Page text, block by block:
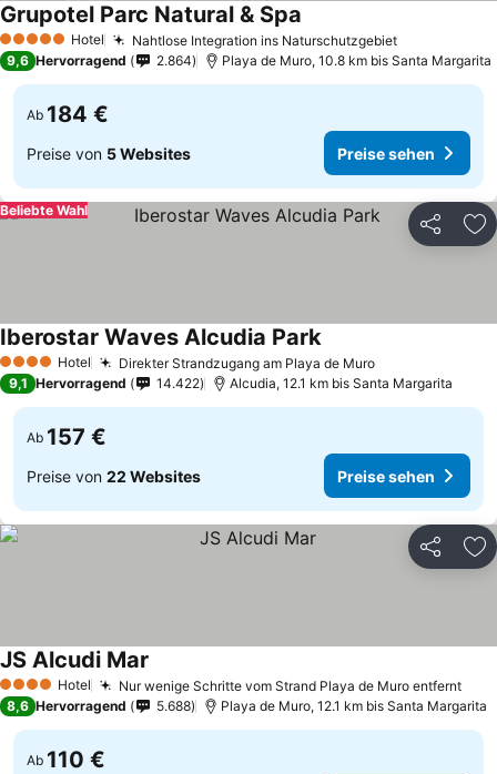
5 Sterne Hotel Nahtlose Integration ins Naturschutzgebiet
Grupotel Parc Natural & Spa
9,6 Hervorragend 2.864 Playa de Muro, 10.8 km bis Santa Margarita
Ab 184 €
Preise von 5 Websites Preise sehen
Teilen
Beliebte Wahl
4 Sterne Hotel Direkter Strandzugang am Playa de Muro
Iberostar Waves Alcudia Park
9,1 Hervorragend 14.422 Alcudia, 12.1 km bis Santa Margarita
Ab 157 €
Preise von 22 Websites Preise sehen
Teilen
4 Sterne Hotel Nur wenige Schritte vom Strand Playa de Muro entfernt
JS Alcudi Mar
8,6 Hervorragend 5.688 Playa de Muro, 12.1 km bis Santa Margarita
Ab 110 €